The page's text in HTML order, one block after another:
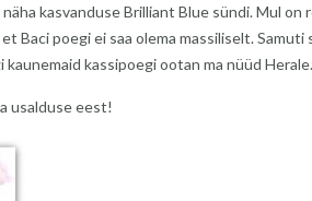
kasvanduse Brilliant Blue sündi. Mul
Baci poegi ei saa olema massiliselt.
kassipoegi ootan ma nüüd Herale.
usalduse eest!